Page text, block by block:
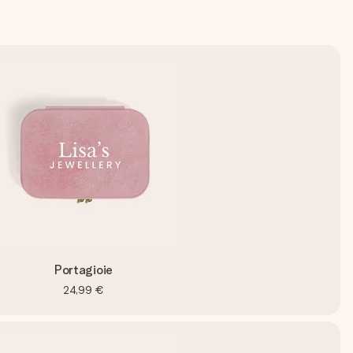
Portagioie
24,99 €